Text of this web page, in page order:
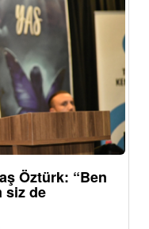
Öztürk: “Ben
siz de